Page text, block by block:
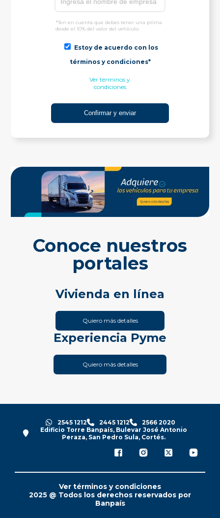
*Ten en cuenta que debes tener una prima
desde el 10% del valor del vehículo.
Estoy de acuerdo con los
términos y condiciones*
Ver términos y
condiciones
Conoce nuestros
portales
Vivienda en línea
Quiero más detalles
Experiencia Pyme
Quiero más detalles
2545 1212 2445 1212
2566 2020
Edificio Torre Banpaís, Bulevar José Antonio
Peraza, San Pedro Sula, Cortés.
Ver términos y condiciones
2025 @ Todos los derechos reservados por
Banpaís